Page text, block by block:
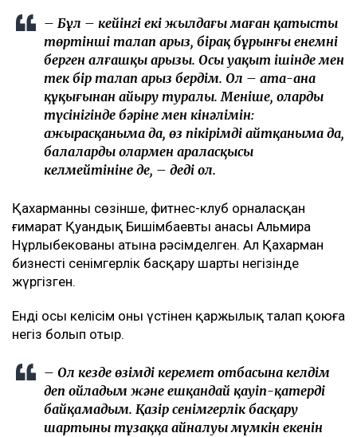
– Бұл – кейінгі екі жылдағы маған қатысты
төртінші талап арыз, бірақ бұрынғы енемнің
берген алғашқы арызы. Осы уақыт ішінде мен
тек бір талап арыз бердім. Ол – ата-ана
құқығынан айыру туралы. Меніңше, олардың
түсінігінде бәріне мен кінәлімін:
ажырасқаныма да, өз пікірімді айтқаныма да,
балалардың олармен араласқысы
келмейтініне де, – деді ол.
Қахарманның сөзінше, фитнес-клуб орналасқан
ғимарат Қуандық Бишімбаевтың анасы Альмира
Нұрлыбекованың атына рәсімделген. Ал Қахарман
бизнесті сенімгерлік басқару шарты негізінде
жүргізген.
Енді осы келісім оның үстінен қаржылық талап қоюға
негіз болып отыр.
– Ол кезде өзімді керемет отбасына келдім
деп ойладым және ешқандай қауіп-қатерді
байқамадым. Қазір сенімгерлік басқару
шартының тұзаққа айналуы мүмкін екенін